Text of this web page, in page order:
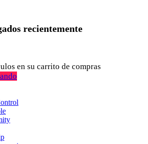
recientemente
en su carrito de compras